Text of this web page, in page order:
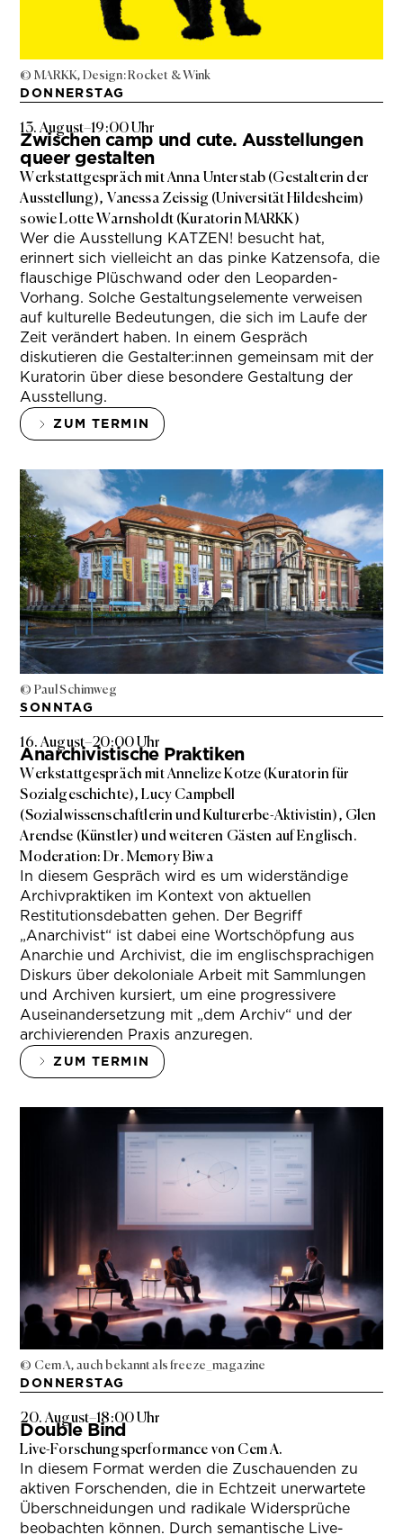
© MARKK, Design: Rocket & Wink
DONNERSTAG
13. August–19:00 Uhr
Zwischen camp und cute. Ausstellungen
queer gestalten
Werkstattgespräch mit Anna Unterstab (Gestalterin der
Ausstellung), Vanessa Zeissig (Universität Hildesheim)
sowie Lotte Warnsholdt (Kuratorin MARKK)
Wer die Ausstellung KATZEN! besucht hat,
erinnert sich vielleicht an das pinke Katzensofa, die
flauschige Plüschwand oder den Leoparden-
Vorhang. Solche Gestaltungselemente verweisen
auf kulturelle Bedeutungen, die sich im Laufe der
Zeit verändert haben. In einem Gespräch
diskutieren die Gestalter:innen gemeinsam mit der
Kuratorin über diese besondere Gestaltung der
Ausstellung.
ZUM TERMIN
© Paul Schimweg
SONNTAG
16. August–20:00 Uhr
Anarchivistische Praktiken
Werkstattgespräch mit Annelize Kotze (Kuratorin für
Sozialgeschichte), Lucy Campbell
(Sozialwissenschaftlerin und Kulturerbe-Aktivistin), Glen
Arendse (Künstler) und weiteren Gästen auf Englisch.
Moderation: Dr. Memory Biwa
In diesem Gespräch wird es um widerständige
Archivpraktiken im Kontext von aktuellen
Restitutionsdebatten gehen. Der Begriff
„Anarchivist“ ist dabei eine Wortschöpfung aus
Anarchie und Archivist, die im englischsprachigen
Diskurs über dekoloniale Arbeit mit Sammlungen
und Archiven kursiert, um eine progressivere
Auseinandersetzung mit „dem Archiv“ und der
archivierenden Praxis anzuregen.
ZUM TERMIN
© Cem A, auch bekannt als freeze_magazine
DONNERSTAG
20. August–18:00 Uhr
Double Bind
Live-Forschungsperformance von Cem A.
In diesem Format werden die Zuschauenden zu
aktiven Forschenden, die in Echtzeit unerwartete
Überschneidungen und radikale Widersprüche
beobachten können. Durch semantische Live-